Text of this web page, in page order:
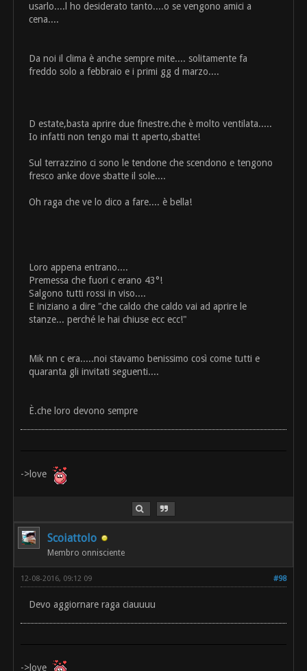
usarlo....l ho desiderato tanto....o se vengono amici a
cena....
Da noi il clima è anche sempre mite.... solitamente fa
freddo solo a febbraio e i primi gg d marzo....
D estate,basta aprire due finestre.che è molto ventilata.....
Io infatti non tengo mai tt aperto,sbatte!
Sul terrazzino ci sono le tendone che scendono e tengono
fresco anke dove sbatte il sole....
Oh raga che ve lo dico a fare.... è bella!
Loro appena entrano....
Premessa che fuori c erano 43°!
Salgono tutti rossi in viso....
E iniziano a dire "che caldo che caldo vai ad aprire le
stanze... perché le hai chiuse ecc ecc!"
Mik nn c era.....noi stavamo benissimo così come tutti e
quaranta gli invitati seguenti....
È.che loro devono sempre
->love
Scoiattolo
Membro onnisciente
#98
12-08-2016, 09:12 09
Devo aggiornare raga ciauuuu
->love